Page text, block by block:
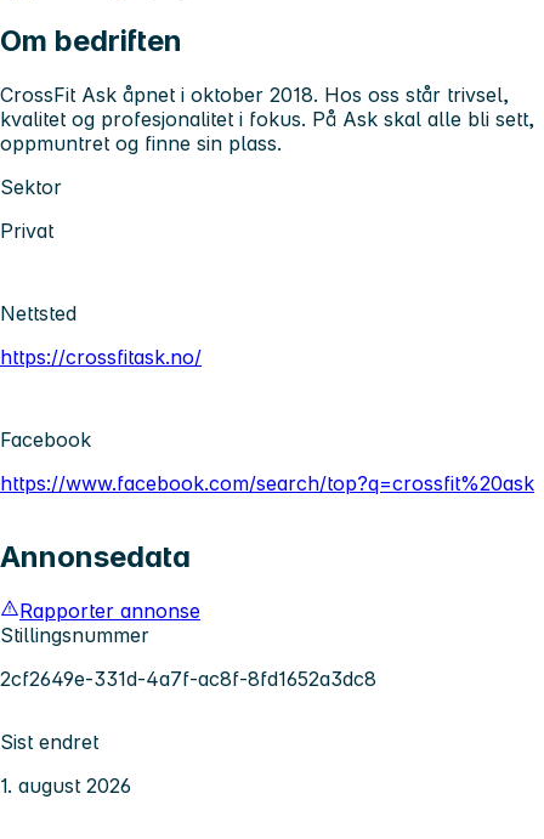
Om bedriften
CrossFit Ask åpnet i oktober 2018. Hos oss står trivsel,
kvalitet og profesjonalitet i fokus. På Ask skal alle bli sett,
oppmuntret og finne sin plass.
Sektor
Privat
Nettsted
https://crossfitask.no/
Facebook
https://www.facebook.com/search/top?q=crossfit%20ask
Annonsedata
Rapporter annonse
Stillingsnummer
2cf2649e-331d-4a7f-ac8f-8fd1652a3dc8
Sist endret
1. august 2026